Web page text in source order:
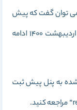
می توان گفت که پیش
ثبت نام از 23 بهمن 1399 شروع شده و تا اردیبهشت 1400 ادامه
به پنل پیش ثبت